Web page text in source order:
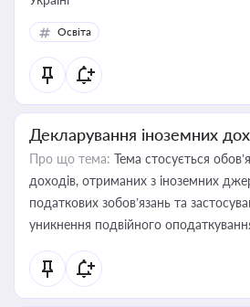
Освіта
Декларування іноземних
Про що тема: Тема стосується
доходів, отриманих з іноземних
податкових зобов’язань та
уникнення подвійного